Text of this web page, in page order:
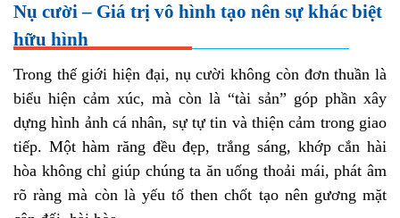
Nụ cười – Giá trị vô hình tạo nên sự khác biệt
hữu hình
Trong thế giới hiện đại, nụ cười không còn đơn thuần là
biểu hiện cảm xúc, mà còn là “tài sản” góp phần xây
dựng hình ảnh cá nhân, sự tự tin và thiện cảm trong giao
tiếp. Một hàm răng đều đẹp, trắng sáng, khớp cắn hài
hòa không chỉ giúp chúng ta ăn uống thoải mái, phát âm
rõ ràng mà còn là yếu tố then chốt tạo nên gương mặt